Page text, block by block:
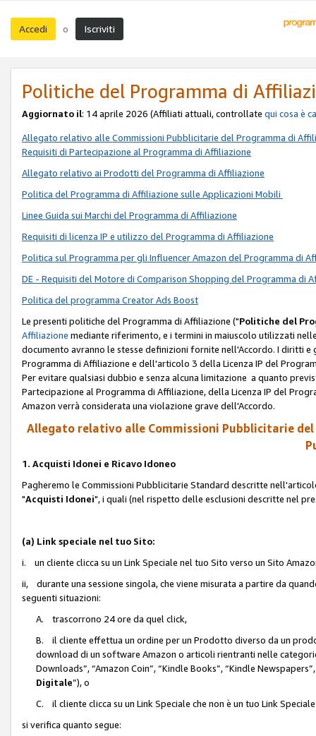
Accedi o Iscriviti
Politiche del Programma di
Aggiornato il: 14 aprile 2026 (Affiliati attuali, controllate qui cosa è
Allegato relativo alle Commissioni Pubblicitarie del Programma di
Requisiti di Partecipazione al Programma di Affiliazione
Allegato relativo ai Prodotti del Programma di Affiliazione
Politica del Programma di Affiliazione sulle Applicazioni Mobili
Linee Guida sui Marchi del Programma di Affiliazione
Requisiti di licenza IP e utilizzo del Programma di Affiliazione
Politica sul Programma per gli Influencer Amazon del Programma di
DE - Requisiti del Motore di Comparison Shopping del Programma di
Politica del programma Creator Ads Boost
Le presenti politiche del Programma di Affiliazione ("Politiche del
Affiliazione mediante riferimento, e i termini in maiuscolo utilizzati
documento avranno le stesse definizioni fornite nell'Accordo. I diritti
Programma di Affiliazione e dell'articolo 3 della Licenza IP del
Per evitare qualsiasi dubbio e senza alcuna limitazione a quanto
Partecipazione al Programma di Affiliazione, della Licenza IP del
Amazon verrà considerata una violazione grave dell'Accordo.
Allegato relativo alle Commissioni Pubblicitarie
1. Acquisti Idonei e Ricavo Idoneo
Pagheremo le Commissioni Pubblicitarie Standard descritte
"Acquisti Idonei", i quali (nel rispetto delle esclusioni descritte nel
(a) Link speciale nel tuo Sito:
i. un cliente clicca su un Link Speciale nel tuo Sito verso un Sito
ii, durante una sessione singola, che viene misurata a partire da
seguenti situazioni:
A. trascorrono 24 ore da quel click,
B. il cliente effettua un ordine per un Prodotto diverso da un
download di un software Amazon o articoli rientranti nelle categorie
Downloads”, “Amazon Coin”, “Kindle Books”, “Kindle
Digitale”), o
C. il cliente clicca su un Link Speciale che non è un tuo Link
si verifica quanto segue: